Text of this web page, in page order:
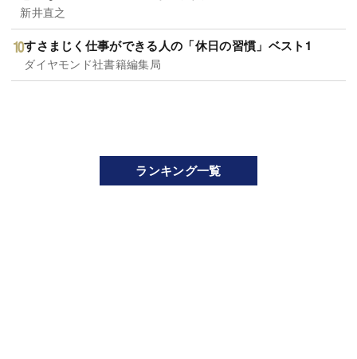
新井直之
すさまじく仕事ができる人の「休日の習慣」ベスト1
ダイヤモンド社書籍編集局
ランキング一覧